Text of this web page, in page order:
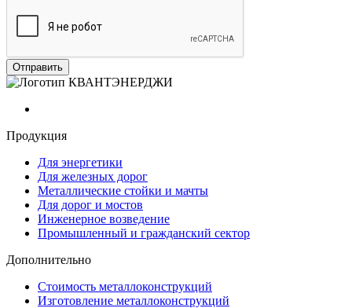
Продукция
Для энергетики
Для железных дорог
Металлические стойки и мачты
Для дорог и мостов
Инженерное возведение
Промышленный и гражданский сектор
Дополнительно
Стоимость металлоконструкций
Изготовление металлоконструкций